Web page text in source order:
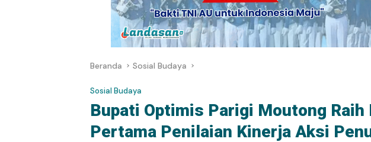
Beranda Sosial Budaya
Sosial Budaya
Bupati Optimis Parigi Moutong Raih
Pertama Penilaian Kinerja Aksi